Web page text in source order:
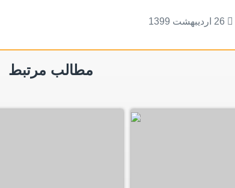
26 ارديبهشت 1399
مطالب مرتبط